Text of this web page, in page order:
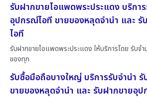
รับฝากขายไอแพดพระประแดง บริกา
อุปกรณ์ไอที ขายของหลุดจำนำ และ
ไอที
รับฝากขายไอแพดพระประแดง ให้บริการโดย รับจํ
ของทุก
รับซื้อมือถือบางใหญ่ บริการรับจำนำ
ขายของหลุดจำนำ และ รับฝากขายอุ